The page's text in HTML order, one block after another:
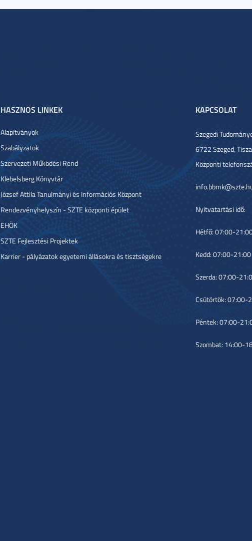
HASZNOS LINKEK
Alapítványok
Szabályzatok
Szervezeti Működési Rend
Klebelsberg Könyvtár
József Attila Tanulmányi és Információs Központ
Rendezvényhelyszín - SZTE központi épület
EHÖK
SZTE Fejlesztési Projektek
Karrier - pályázatok egyetemi állásokra és tisztségekre
KAPCSOLAT
Szegedi
6722 Szeged,
Központi
Nyitvatartási idő:
Hétfő: 07:00-
Kedd: 07:00-21:00
Szerda: 07:00-
Csütörtök: 07:00-
Péntek: 07:00-
Szombat: 14:00-